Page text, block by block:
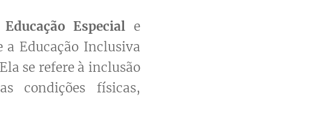
Educação Especial e
a Educação Inclusiva
se refere à inclusão
condições físicas,